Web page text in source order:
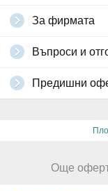
За фирмата
Въпроси и
Предишни
Още